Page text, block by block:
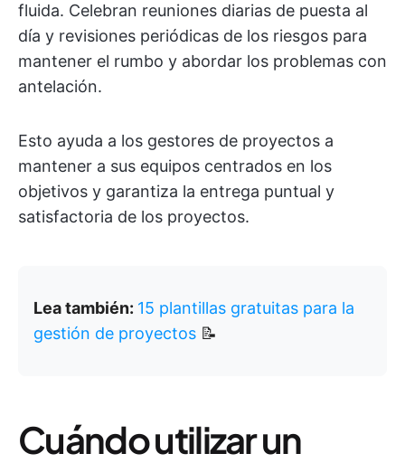
fluida. Celebran reuniones diarias de puesta al
día y revisiones periódicas de los riesgos para
mantener el rumbo y abordar los problemas con
antelación.
Esto ayuda a los gestores de proyectos a
mantener a sus equipos centrados en los
objetivos y garantiza la entrega puntual y
satisfactoria de los proyectos.
Lea también: 15 plantillas gratuitas para la
gestión de proyectos 📝
Cuándo utilizar un